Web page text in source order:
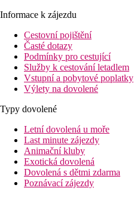
Informace k zájezdu
Cestovní pojištění
Časté dotazy
Podmínky pro cestující
Služby k cestování letadlem
Vstupní a pobytové poplatky
Výlety na dovolené
Typy dovolené
Letní dovolená u moře
Last minute zájezdy
Animační kluby
Exotická dovolená
Dovolená s dětmi zdarma
Poznávací zájezdy